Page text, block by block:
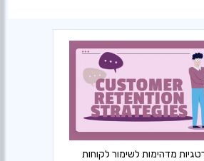
מדהימות לשימור לקוחות